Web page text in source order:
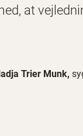
at
Trier Munk,